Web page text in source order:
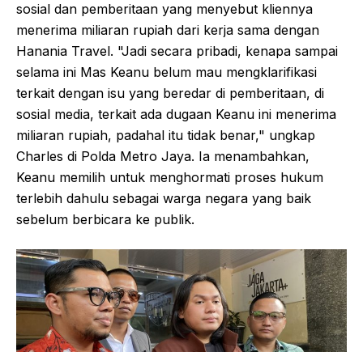
sosial dan pemberitaan yang menyebut kliennya
menerima miliaran rupiah dari kerja sama dengan
Hanania Travel. "Jadi secara pribadi, kenapa sampai
selama ini Mas Keanu belum mau mengklarifikasi
terkait dengan isu yang beredar di pemberitaan, di
sosial media, terkait ada dugaan Keanu ini menerima
miliaran rupiah, padahal itu tidak benar," ungkap
Charles di Polda Metro Jaya. Ia menambahkan,
Keanu memilih untuk menghormati proses hukum
terlebih dahulu sebagai warga negara yang baik
sebelum berbicara ke publik.